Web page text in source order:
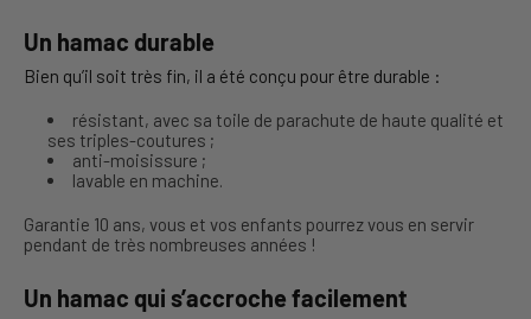
Un hamac durable
Bien qu’il soit très fin, il a été conçu pour être durable :
résistant, avec sa toile de parachute de haute qualité et
ses triples-coutures ;
anti-moisissure ;
lavable en machine.
Garantie 10 ans, vous et vos enfants pourrez vous en servir
pendant de très nombreuses années !
Un hamac qui s’accroche facilement